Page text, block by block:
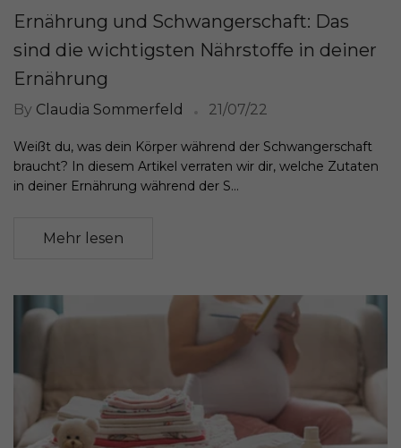
Ernährung und Schwangerschaft: Das
sind die wichtigsten Nährstoffe in deiner
Ernährung
By Claudia Sommerfeld 21/07/22
Weißt du, was dein Körper während der Schwangerschaft
braucht? In diesem Artikel verraten wir dir, welche Zutaten
in deiner Ernährung während der S...
Mehr lesen